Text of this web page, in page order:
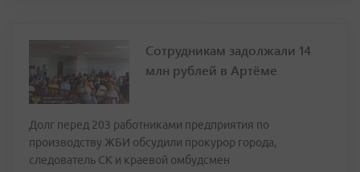
Сотрудникам задолжали 14
млн рублей в Артёме
Долг перед 203 работниками предприятия по
производству ЖБИ обсудили прокурор города,
следователь СК и краевой омбудсмен